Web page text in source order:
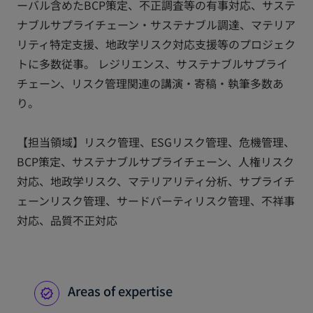
ーバル含めたBCP策定、不正調査等の有事対応、サステ
ナブルサプライチェーン・サステナブル調達、マテリア
リティ特定支援、地政学リスク対応支援等のプロジェク
トに多数従事。 レジリエンス、サステナブルサプライ
チェーン、リスク管理関連の講演・寄稿・執筆多数あ
り。
【担当領域】リスク管理、ESGリスク管理、危機管理、
BCP策定、サステナブルサプライチェーン、人権リスク
対応、地政学リスク、マテリアリティ分析、サプライチ
ェーンリスク管理、サードパーティリスク管理、不祥事
対応、品質不正対応
Areas of expertise